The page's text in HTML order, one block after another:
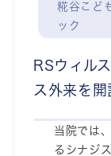
糀谷こど
ック
RSウィル
ス外来を開
当院では
るシナジ